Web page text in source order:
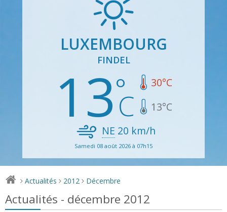
LUXEMBOURG
FINDEL
13 30°C
13°C
NE 20 km/h
Samedi 08 août 2026 à 07h15
> Actualités > 2012 > Décembre
Actualités - décembre 2012